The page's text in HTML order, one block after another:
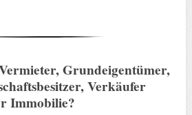
Grundeigentümer,
Verkäufer
Immobilie?